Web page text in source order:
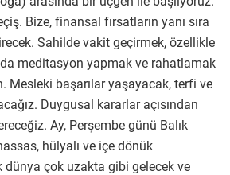
Bize, finansal fırsatların yanı sıra
Sahilde vakit geçirmek, özellikle
meditasyon yapmak ve rahatlamak
Mesleki başarılar yaşayacak, terfi ve
Duygusal kararlar açısından
Ay, Perşembe günü Balık
hülyalı ve içe dönük
dünya çok uzakta gibi gelecek ve